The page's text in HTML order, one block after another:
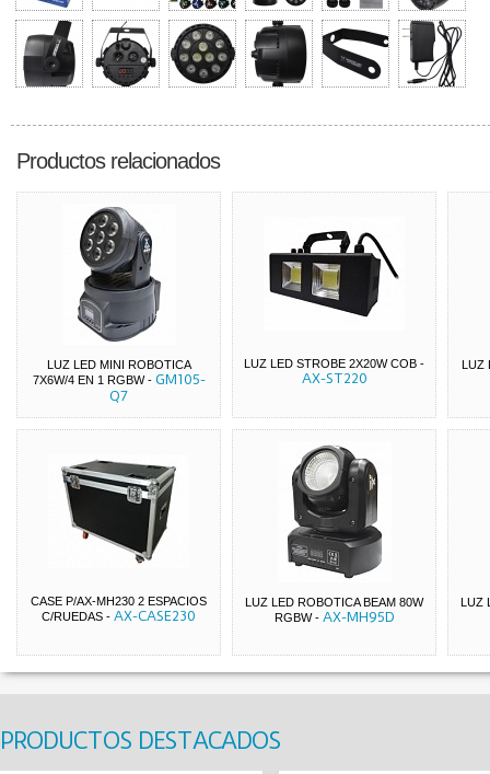
Productos relacionados
LUZ LED MINI ROBOTICA
7X6W/4 EN 1 RGBW- GM105-
Q7
LUZ LED STROBE 2X20W COB -
AX-ST220
LUZ
CASE P/AX-MH230 2 ESPACIOS
C/RUEDAS - AX-CASE230
LUZ LED ROBOTICA BEAM 80W
RGBW- AX-MH95D
LUZ
PRODUCTOS DESTACADOS